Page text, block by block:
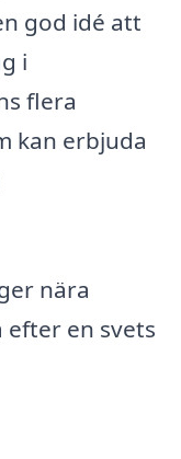
god idé att
i
flera
kan erbjuda
nära
efter en svets